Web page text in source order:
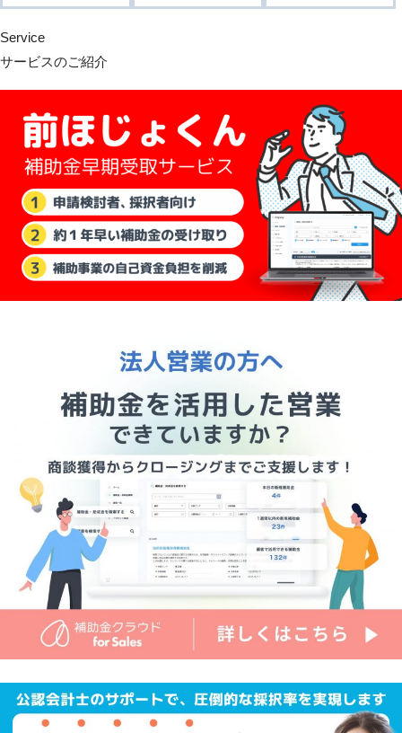
Service
サービスのご紹介